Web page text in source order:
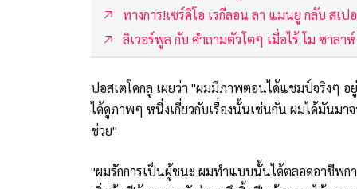
ทางการ!เซร์คิโอ เรกีลอน ลา แมนยู กลับ สเ
ลิเวอร์พูล กับ คำถามตัวโตๆ เมื่อไร้ โม ซาลา
ปอสเตโคกลู เผยว่า "ผมมีภาพตอนได้แชมป์จริงๆ
ได้ดูภาพๆ หนึ่งเกี่ยวกับเรื่องนั้นเช่นกัน ผมได้มันมา
ช่วย"
"ผมรักการเป็นผู้ชนะ ผมทำแบบนั้นได้ตลอดอาชีพ